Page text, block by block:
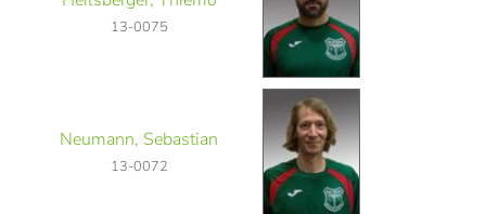
13-0075
Neumann, Sebastian
13-0072